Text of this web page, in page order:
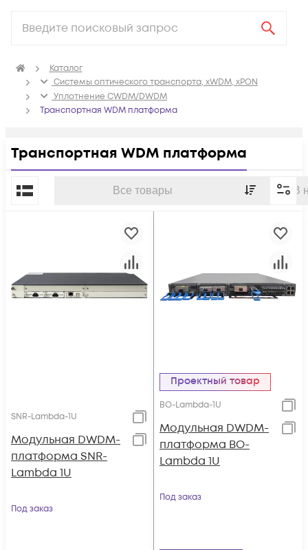
Каталог
Системы оптического транспорта, xWDM, xPON
Уплотнение CWDM/DWDM
Транспортная WDM платформа
Транспортная WDM платформа
Все товары В
По популярности
SNR-Lambda-1U
Модульная DWDM-
платформа SNR-
Lambda 1U
Под заказ
Проектный товар
BO-Lambda-1U
Модульная DWDM-
платформа BO-
Lambda 1U
Под заказ